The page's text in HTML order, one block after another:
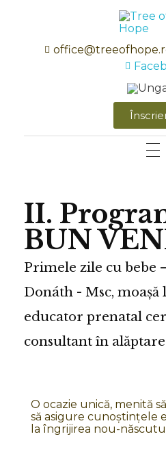
Tree of Hope
PROGRAMELE
I. La unison
II. Programul
III. Pachetul BUN
IV. Pachetul
V. Curs de prim ajutor
VII.
BLOG
Întrebări
II.
BUN
Primele zile cu bebe
Donáth - Msc, moașă
educator prenatal
consultant în
O ocazie unică, menită
să asigure cunoștințele
la îngrijirea nou-